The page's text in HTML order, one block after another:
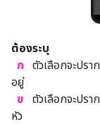
ต้องระบุ
ก
ตัวเลือกจะปร
อยู่
ข
ตัวเลือกจะปร
หัว